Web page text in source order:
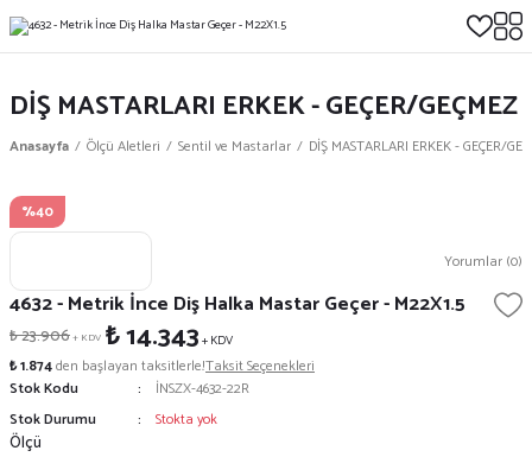
DİŞ MASTARLARI ERKEK - GEÇER/GEÇMEZ
Anasayfa Ölçü Aletleri Sentil ve Mastarlar DİŞ MASTARLARI ERKEK - GEÇER/
%40
Yorumlar (0)
4632 - Metrik İnce Diş Halka Mastar Geçer - M22X1.5
₺ 23.906+ KDV ₺ 14.343+ KDV
₺ 1.874den başlayan taksitlerle!Taksit Seçenekleri
Stok Kodu
İNSZX-4632-22R
Stok Durumu
Stokta yok
Ölçü